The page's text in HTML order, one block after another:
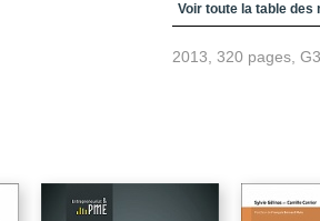
Préambule - La
L’intrapreneure,
caractéristiques des
Voir toute la table des
2013, 320 pages,